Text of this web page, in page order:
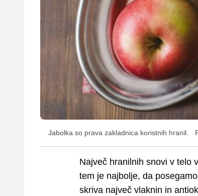
Jabolka so prava zakladnica koristnih hranil.
Največ hranilnih snovi v telo
tem je najbolje, da
skriva največ vlaknin in